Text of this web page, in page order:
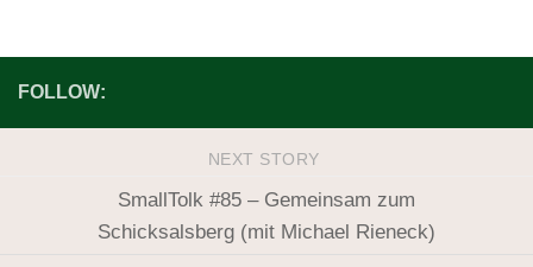
FOLLOW:
NEXT STORY
SmallTolk #85 – Gemeinsam zum
Schicksalsberg (mit Michael Rieneck)